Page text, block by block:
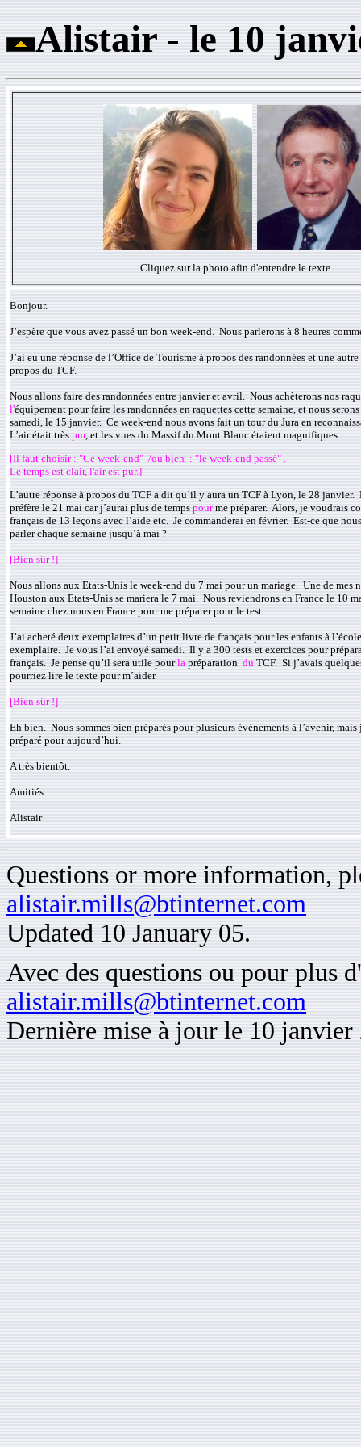
Alistair - le 10
Cliquez sur la photo afin d'entendre le texte
Bonjour.
J’espère que vous avez passé un bon week-end. Nous parlerons à 8 heures
J’ai eu une réponse de l’Office de Tourisme à propos des randonnées et une
propos du TCF.
Nous allons faire des randonnées entre janvier et avril. Nous achèterons nos
l'équipement pour faire les randonnées en raquettes cette semaine, et nous
samedi, le 15 janvier. Ce week-end nous avons fait un tour du Jura en
L’air était très pur, et les vues du Massif du Mont Blanc étaient magnifiques.
[Il faut choisir : "Ce week-end" /ou bien : "le week-end passé" .
Le temps est clair, l'air est pur.]
L’autre réponse à propos du TCF a dit qu’il y aura un TCF à Lyon, le 28 janvier.
préfère le 21 mai car j’aurai plus de temps pourme préparer. Alors, je voudrais
français de 13 leçons avec l’aide etc. Je commanderai en février. Est-ce que
parler chaque semaine jusqu’à mai ?
[Bien sûr !]
Nous allons aux Etats-Unis le week-end du 7 mai pour un mariage. Une de mes
Houston aux Etats-Unis se mariera le 7 mai. Nous reviendrons en France le 10
semaine chez nous en France pour me préparer pour le test.
J’ai acheté deux exemplaires d’un petit livre de français pour les enfants à
exemplaire. Je vous l’ai envoyé samedi. Il y a 300 tests et exercices pour
français. Je pense qu’il sera utile pourla préparation du TCF. Si j’avais
pourriez lire le texte pour m’aider.
[Bien sûr !]
Eh bien. Nous sommes bien préparés pour plusieurs événements à l’avenir, mais
préparé pour aujourd’hui.
A très bientôt.
Amitiés
Alistair
Questions or more information,
alistair.mills@btinternet.com
Updated 10 January 05.
Avec des questions ou pour
alistair.mills@btinternet.com
Dernière mise à jour le 10 janvier